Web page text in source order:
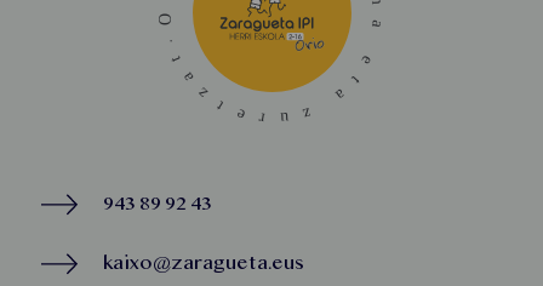
943 89 92 43
kaixo@zaragueta.eus